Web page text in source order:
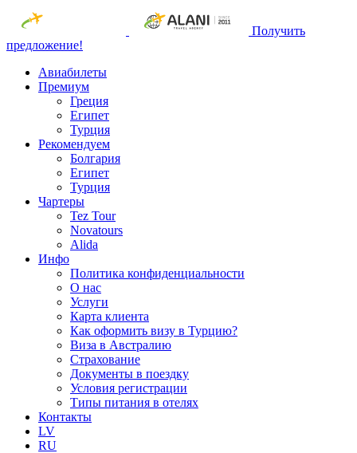
Получить
предложение!
Авиабилеты
Премиум
Греция
Египет
Турция
Рекомендуем
Болгария
Египет
Турция
Чартеры
Tez Tour
Novatours
Alida
Инфо
Политика конфиденциальности
О нас
Услуги
Карта клиента
Как оформить визу в Турцию?
Виза в Австралию
Страхование
Документы в поездку
Условия регистрации
Типы питания в отелях
Контакты
LV
RU